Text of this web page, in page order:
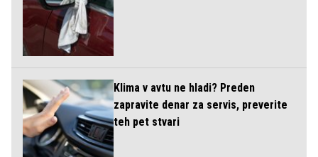
Klima v avtu ne hladi? Preden
zapravite denar za servis, preverite
teh pet stvari